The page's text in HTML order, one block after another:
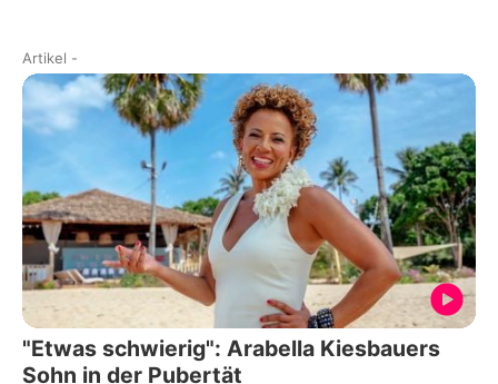
Artikel -
"Etwas schwierig": Arabella Kiesbauers
Sohn in der Pubertät